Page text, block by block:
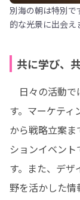
別海の朝は特別
的な光景に出会え
共に学び、
日々の活動で
す。マーケテ
から戦略立案
ションイベン
す。また、デ
野を活かした